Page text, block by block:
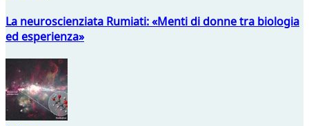
La neuroscienziata Rumiati: «Menti di donne tra biologia
ed esperienza»